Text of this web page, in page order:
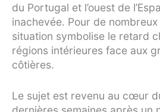
du Portugal et l’ouest de
inachevée. Pour de
situation symbolise le retard
régions intérieures face aux
côtières.
Le sujet est revenu au cœur